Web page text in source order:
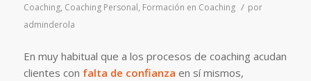
Coaching, Coaching Personal, Formación en Coaching / por
adminderola
En muy habitual que a los procesos de coaching acudan
clientes con falta de confianza en sí mismos,